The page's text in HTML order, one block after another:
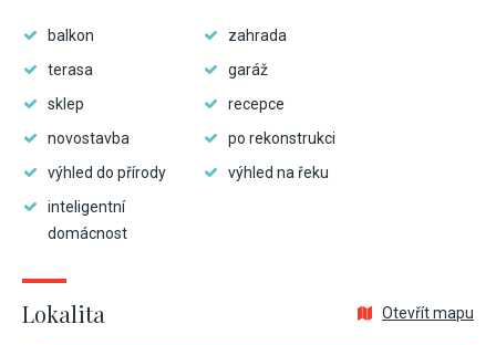
balkon
zahrada
terasa
garáž
sklep
recepce
novostavba
po rekonstrukci
výhled do přírody
výhled na řeku
inteligentní
domácnost
Lokalita Otevřít mapu